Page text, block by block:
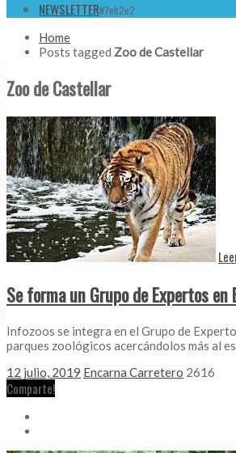
NEWSLETTER#7eb2e2
Home
Posts tagged Zoo de Castellar
Zoo de Castellar
Se forma un Grupo de Expertos
Infozoos se integra en el Grupo de
parques zoológicos acercándolos más al
12 julio, 2019 Encarna Carretero 2616
Comparte!